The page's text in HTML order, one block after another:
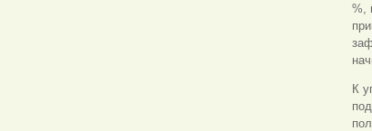
%,
К